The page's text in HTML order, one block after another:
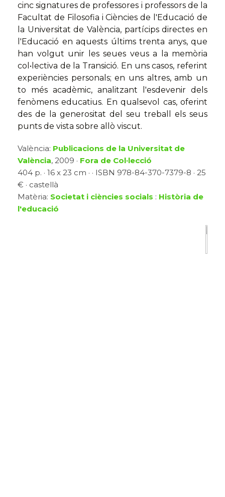
cinc signatures de professores i professors de la
Facultat de Filosofia i Ciències de l'Educació de
la Universitat de València, partícips directes en
l'Educació en aquests últims trenta anys, que
han volgut unir les seues veus a la memòria
col•lectiva de la Transició. En uns casos, referint
experiències personals; en uns altres, amb un
to més acadèmic, analitzant l'esdevenir dels
fenòmens educatius. En qualsevol cas, oferint
des de la generositat del seu treball els seus
punts de vista sobre allò viscut.
València: Publicacions de la Universitat de
València, 2009 · Fora de Col·lecció
404 p. · 16 x 23 cm · · ISBN 978-84-370-7379-8 · 25
€ · castellà
Matèria: Societat i ciències socials : Història de
l'educació